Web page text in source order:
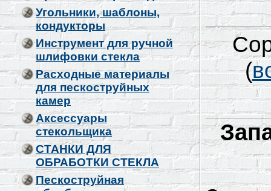
Угольники, шаблоны,
кондукторы
Инструмент для ручной
шлифовки стекла
Расходные материалы
для пескоструйных
камер
Аксессуары
стекольщика
СТАНКИ ДЛЯ
ОБРАБОТКИ СТЕКЛА
Пескоструйная
(